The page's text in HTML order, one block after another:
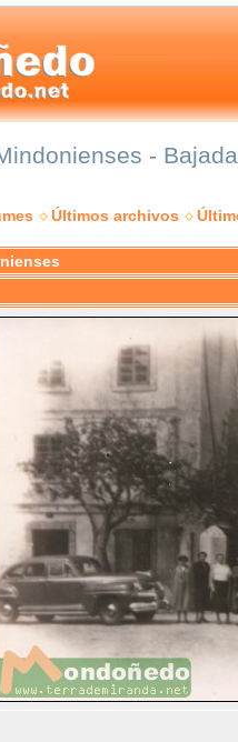
-
Últimos archivos